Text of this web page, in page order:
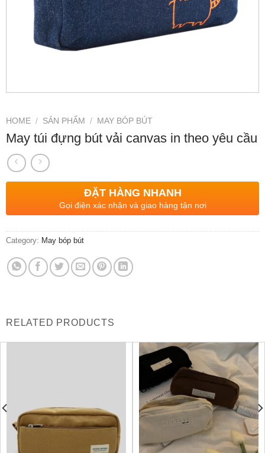
HOME / SẢN PHẨM / MAY BÓP BÚT
May túi đựng bút vải canvas in theo yêu cầu
ĐẶT HÀNG NHANH
Gọi điện xác nhận và giao hàng tận nơi
Category: May bóp bút
RELATED PRODUCTS